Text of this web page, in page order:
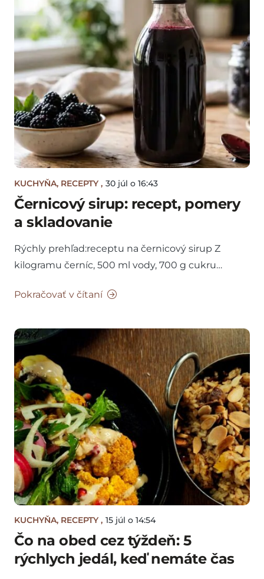
KUCHYŇA, RECEPTY , 30 júl o 16:43
Černicový sirup: recept, pomery
a skladovanie
Rýchly prehľad:receptu na černicový sirup Z
kilogramu černíc, 500 ml vody, 700 g cukru…
Pokračovať v čítaní
KUCHYŇA, RECEPTY , 15 júl o 14:54
Čo na obed cez týždeň: 5
rýchlych jedál, keď nemáte čas